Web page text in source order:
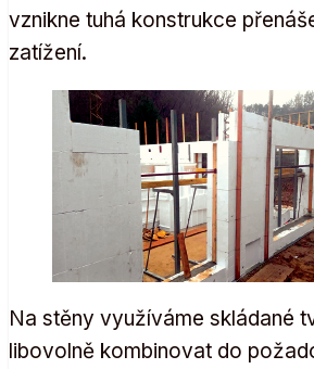
vznikne tuhá konstrukce
zatížení.
Na stěny využíváme skládané
libovolně kombinovat do